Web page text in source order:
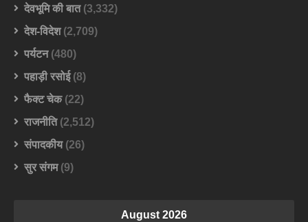
देवभूमि की बात(3,332)
देश-विदेश(2,709)
पर्यटन(480)
पहाड़ी रसोई(8)
फैक्ट चेक(22)
राजनीति(2,512)
संपादकीय(26)
सुर संगम(9)
August 2026